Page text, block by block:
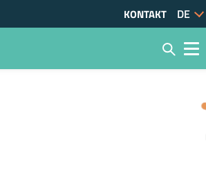
KONTAKT